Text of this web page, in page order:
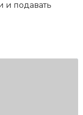
и подавать